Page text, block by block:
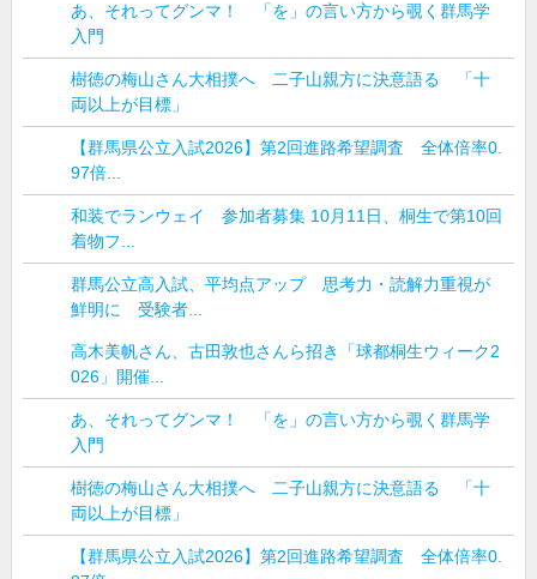
あ、それってグンマ！ 「を」の言い方から覗く群馬学
入門
樹徳の梅山さん大相撲へ 二子山親方に決意語る 「十
両以上が目標」
【群馬県公立入試2026】第2回進路希望調査 全体倍率0.
97倍...
和装でランウェイ 参加者募集 10月11日、桐生で第10回
着物フ...
群馬公立高入試、平均点アップ 思考力・読解力重視が
鮮明に 受験者...
高木美帆さん、古田敦也さんら招き「球都桐生ウィーク2
026」開催...
あ、それってグンマ！ 「を」の言い方から覗く群馬学
入門
樹徳の梅山さん大相撲へ 二子山親方に決意語る 「十
両以上が目標」
【群馬県公立入試2026】第2回進路希望調査 全体倍率0.